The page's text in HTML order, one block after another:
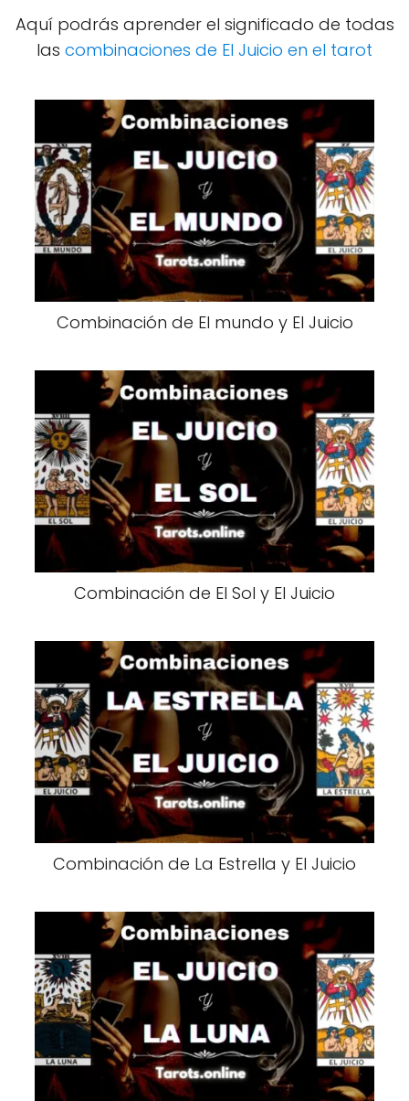
Aquí podrás aprender el significado de todas
las combinaciones de El Juicio en el tarot
Combinación de El mundo y El Juicio
Combinación de El Sol y El Juicio
Combinación de La Estrella y El Juicio